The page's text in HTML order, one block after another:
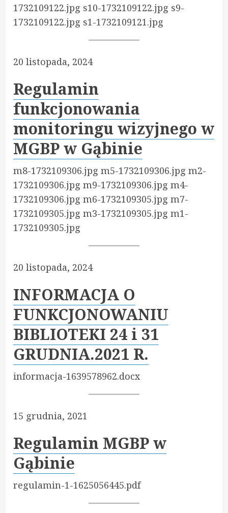
1732109122.jpg s10-1732109122.jpg s9-
1732109122.jpg s1-1732109121.jpg
20 listopada, 2024
Regulamin
funkcjonowania
monitoringu wizyjnego w
MGBP w Gąbinie
m8-1732109306.jpg m5-1732109306.jpg m2-
1732109306.jpg m9-1732109306.jpg m4-
1732109306.jpg m6-1732109305.jpg m7-
1732109305.jpg m3-1732109305.jpg m1-
1732109305.jpg
20 listopada, 2024
INFORMACJA O
FUNKCJONOWANIU
BIBLIOTEKI 24 i 31
GRUDNIA.2021 R.
informacja-1639578962.docx
15 grudnia, 2021
Regulamin MGBP w
Gąbinie
regulamin-1-1625056445.pdf